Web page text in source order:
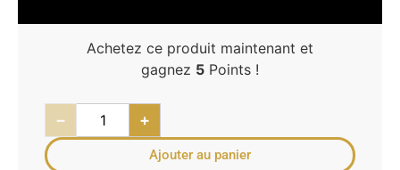
Achetez ce produit maintenant et
gagnez 5 Points !
− +
Ajouter au panier